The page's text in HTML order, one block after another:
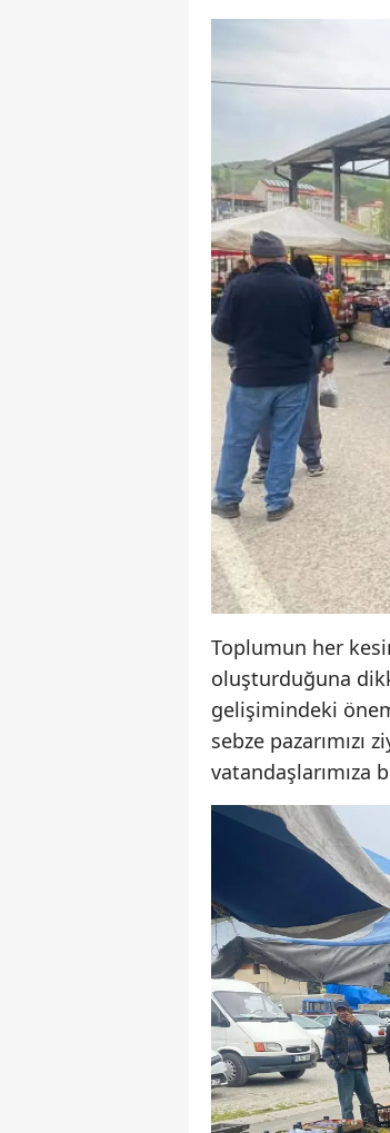
Toplumun her
oluşturduğuna
gelişimindeki
sebze pazarımızı